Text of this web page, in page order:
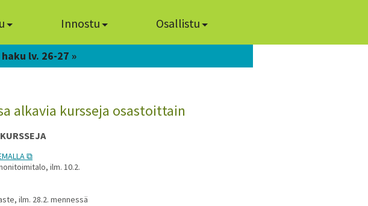
Innostu Osallistu
lv. 26-27 »
alkavia kursseja osastoittain
ilm. 10.2.
ilm. 28.2. mennessä